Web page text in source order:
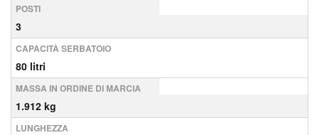
POSTI
3
CAPACITÀ SERBATOIO
80 litri
MASSA IN ORDINE DI MARCIA
1.912 kg
LUNGHEZZA